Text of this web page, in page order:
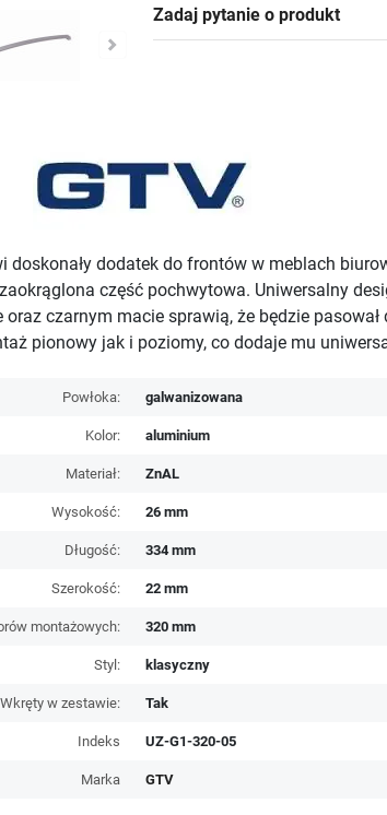
Zadaj pytanie o produkt
dodatek do frontów w meblach
część pochwytowa. Uniwersalny
czarnym macie sprawią, że będzie
pionowy jak i poziomy, co dodaje mu
Powłoka: galwanizowana
Kolor: aluminium
Materiał: ZnAL
Wysokość: 26 mm
Długość: 334 mm
Szerokość: 22 mm
montażowych: 320 mm
Styl: klasyczny
Wkręty w zestawie: Tak
Indeks UZ-G1-320-05
Marka GTV